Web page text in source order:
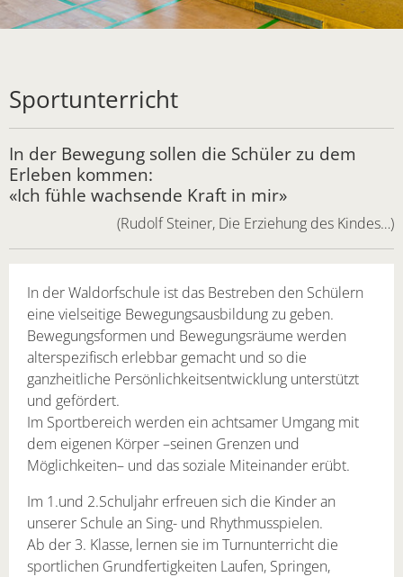
Sportunterricht
In der Bewegung sollen die Schüler zu dem
Erleben kommen:
«Ich fühle wachsende Kraft in mir»
(Rudolf Steiner, Die Erziehung des Kindes…)
In der Waldorfschule ist das Bestreben den Schülern
eine vielseitige Bewe­gungsausbildung zu geben.
Bewegungsformen und Bewegungsräume werden
alterspezifisch erlebbar gemacht und so die
ganzheitliche Persönlichkeits­entwicklung unterstützt
und gefördert.
Im Sportbereich werden ein achtsamer Umgang mit
dem eigenen Körper –seinen Grenzen und
Möglichkeiten– und das soziale Miteinander erübt.
Im 1.und 2.Schuljahr erfreuen sich die Kinder an
unserer Schule an Sing- und Rhythmusspielen.
Ab der 3. Klasse, lernen sie im Turnunterricht die
sportlichen Grundfertigkeiten Laufen, Springen,